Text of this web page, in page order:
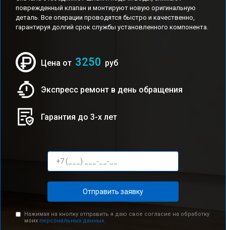
поврежденный клапан и монтируют новую оригинальную
деталь. Все операции проводятся быстро и качественно,
гарантируя долгий срок службы установленного компонента.
Цена от 3250 руб
Экспресс ремонт в день обращения
Гарантия до 3-х лет
Отправить заявку
Нажимая на кнопку отправить я даю свое согласие на обработку
моих персональных данных.